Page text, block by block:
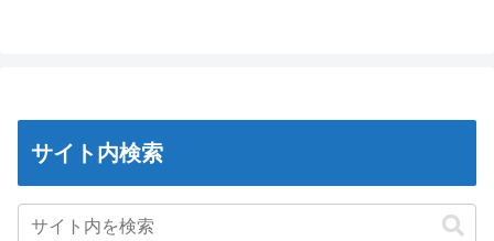
サイト内検索